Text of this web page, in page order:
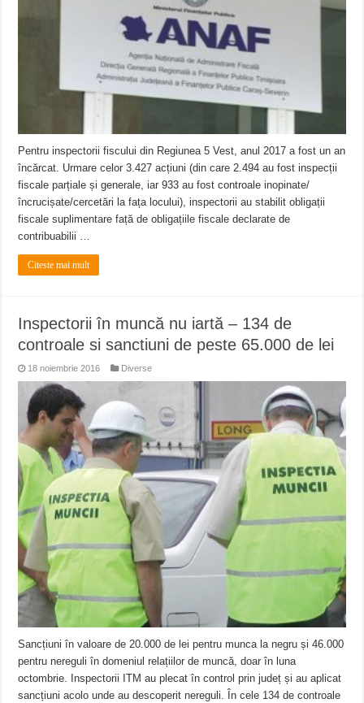
ANUNȚ OPRIRE APĂ în Reșița – avarie – 04.08.2026 – str. Văliugului și
ANUNŢ OPRIRE APĂ în CARANSEBEȘ – 04.08.2026 – avarie – Calea
Pentru inspectorii fiscului din Regiunea 5 Vest, anul 2017 a fost un an
încărcat. Urmare celor 3.427 acțiuni (din care 2.494 au fost inspecții
fiscale parțiale și generale, iar 933 au fost controale inopinate/
încrucișate/cercetări la fața locului), inspectorii au stabilit obligații
fiscale suplimentare față de obligațiile fiscale declarate de
contribuabilii …
Citeste mai mult
Inspectorii în muncă nu iartă – 134 de
controale si sanctiuni de peste 65.000 de lei
18 noiembrie 2016 Diverse
Sancțiuni în valoare de 20.000 de lei pentru munca la negru și 46.000
pentru nereguli în domeniul relațiilor de muncă, doar în luna
octombrie. Inspectorii ITM au plecat în control prin județ și au aplicat
sancțiuni acolo unde au descoperit nereguli. În cele 134 de controale